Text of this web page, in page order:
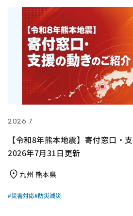
2026.7
【令和8年熊本地震】寄付窓口・
2026年7月31日更新
九州 熊本県
#災害対応#防災減災